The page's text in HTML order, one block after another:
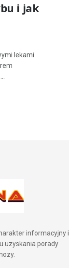
i jak
lekami
informacyjny i
uzyskania porady